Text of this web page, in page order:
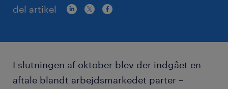
del artikel
I slutningen af oktober blev der indgået en
aftale blandt arbejdsmarkedet parter –